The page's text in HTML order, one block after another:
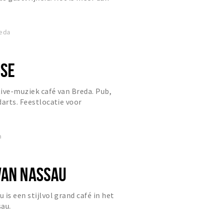
muziek café van Breda. Pub,
Feestlocatie voor
NASSAU
is een stijlvol grand café in het